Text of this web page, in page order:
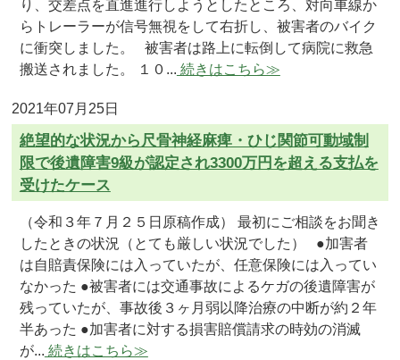
り、交差点を直進進行しようとしたところ、対向車線か
らトレーラーが信号無視をして右折し、被害者のバイク
に衝突しました。 被害者は路上に転倒して病院に救急
搬送されました。 １０... 続きはこちら≫
2021年07月25日
絶望的な状況から尺骨神経麻痺・ひじ関節可動域制
限で後遺障害9級が認定され3300万円を超える支払を
受けたケース
（令和３年７月２５日原稿作成） 最初にご相談をお聞き
したときの状況（とても厳しい状況でした） ●加害者
は自賠責保険には入っていたが、任意保険には入ってい
なかった ●被害者には交通事故によるケガの後遺障害が
残っていたが、事故後３ヶ月弱以降治療の中断が約２年
半あった ●加害者に対する損害賠償請求の時効の消滅
が... 続きはこちら≫